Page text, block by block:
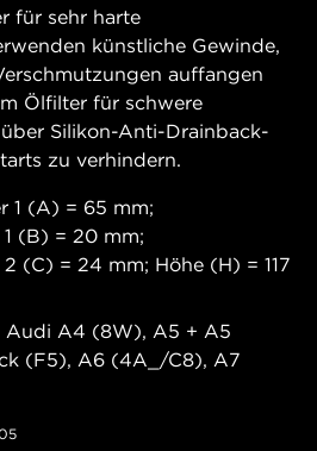
für sehr harte
künstliche Gewinde,
auffangen
Ölfilter für schwere
Silikon-Anti-Drainback-
zu verhindern.
1 (A) = 65 mm;
(B) = 20 mm;
(C) = 24 mm; Höhe (H) = 117
Audi A4 (8W), A5 + A5
(F5), A6 (4A_/C8), A7